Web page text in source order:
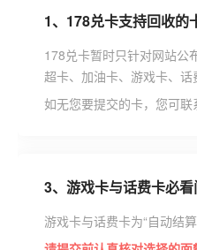
1、 178兑卡支持回收的
178兑卡暂时只针对网站公
超卡、加油卡、游戏卡、话
如无您要提交的卡，您可联
3、 游戏卡与话费卡必看
游戏卡与话费卡为“自动结